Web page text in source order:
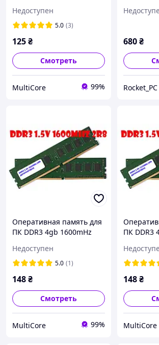
(одноранговая) разные
производители БУ
Недоступен
5.0 (3)
125₴
Смотреть
MultiCore 99%
680₴
Rocket_PC
Оперативная память для
ПК DDR3 4gb 1600mHz
(Двухранговая) разные
производители БУ
Недоступен
5.0 (1)
148₴
Смотреть
MultiCore 99%
ПК DDR3
148₴
MultiCore